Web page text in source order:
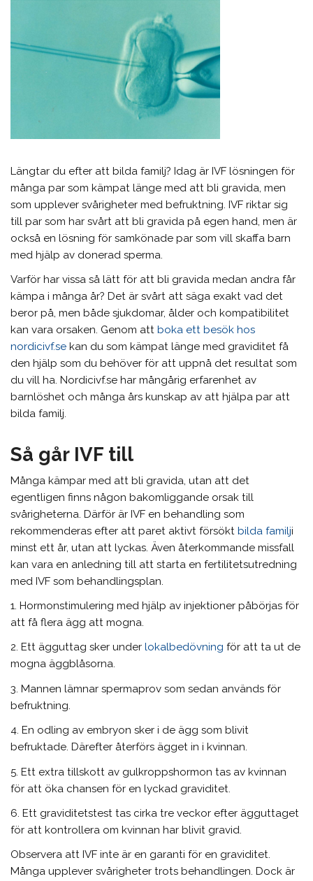
Längtar du efter att bilda familj? Idag är IVF lösningen för
många par som kämpat länge med att bli gravida, men
som upplever svårigheter med befruktning. IVF riktar sig
till par som har svårt att bli gravida på egen hand, men är
också en lösning för samkönade par som vill skaffa barn
med hjälp av donerad sperma.
Varför har vissa så lätt för att bli gravida medan andra får
kämpa i många år? Det är svårt att säga exakt vad det
beror på, men både sjukdomar, ålder och kompatibilitet
kan vara orsaken. Genom att boka ett besök hos
nordicivf.se kan du som kämpat länge med graviditet få
den hjälp som du behöver för att uppnå det resultat som
du vill ha. Nordicivf.se har mångårig erfarenhet av
barnlöshet och många års kunskap av att hjälpa par att
bilda familj.
Så går IVF till
Många kämpar med att bli gravida, utan att det
egentligen finns någon bakomliggande orsak till
svårigheterna. Därför är IVF en behandling som
rekommenderas efter att paret aktivt försöktbilda familji
minst ett år, utan att lyckas. Även återkommande missfall
kan vara en anledning till att starta en fertilitetsutredning
med IVF som behandlingsplan.
1. Hormonstimulering med hjälp av injektioner påbörjas för
att få flera ägg att mogna.
2. Ett ägguttag sker underlokalbedövning för att ta ut de
mogna äggblåsorna.
3. Mannen lämnar spermaprov som sedan används för
befruktning.
4. En odling av embryon sker i de ägg som blivit
befruktade. Därefter återförs ägget in i kvinnan.
5. Ett extra tillskott av gulkroppshormon tas av kvinnan
för att öka chansen för en lyckad graviditet.
6. Ett graviditetstest tas cirka tre veckor efter ägguttaget
för att kontrollera om kvinnan har blivit gravid.
Observera att IVF inte är en garanti för en graviditet.
Många upplever svårigheter trots behandlingen. Dock är